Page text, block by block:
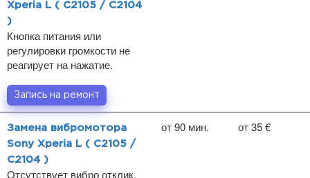
Xperia L ( C2105 / C2104
)
Кнопка питания или
регулировки громкости не
реагирует на нажатие.
Запись на ремонт
Замена вибромотора
Sony Xperia L ( C2105 /
C2104 )
Отсутствует вибро отклик.
от 90 мин. от 35 €